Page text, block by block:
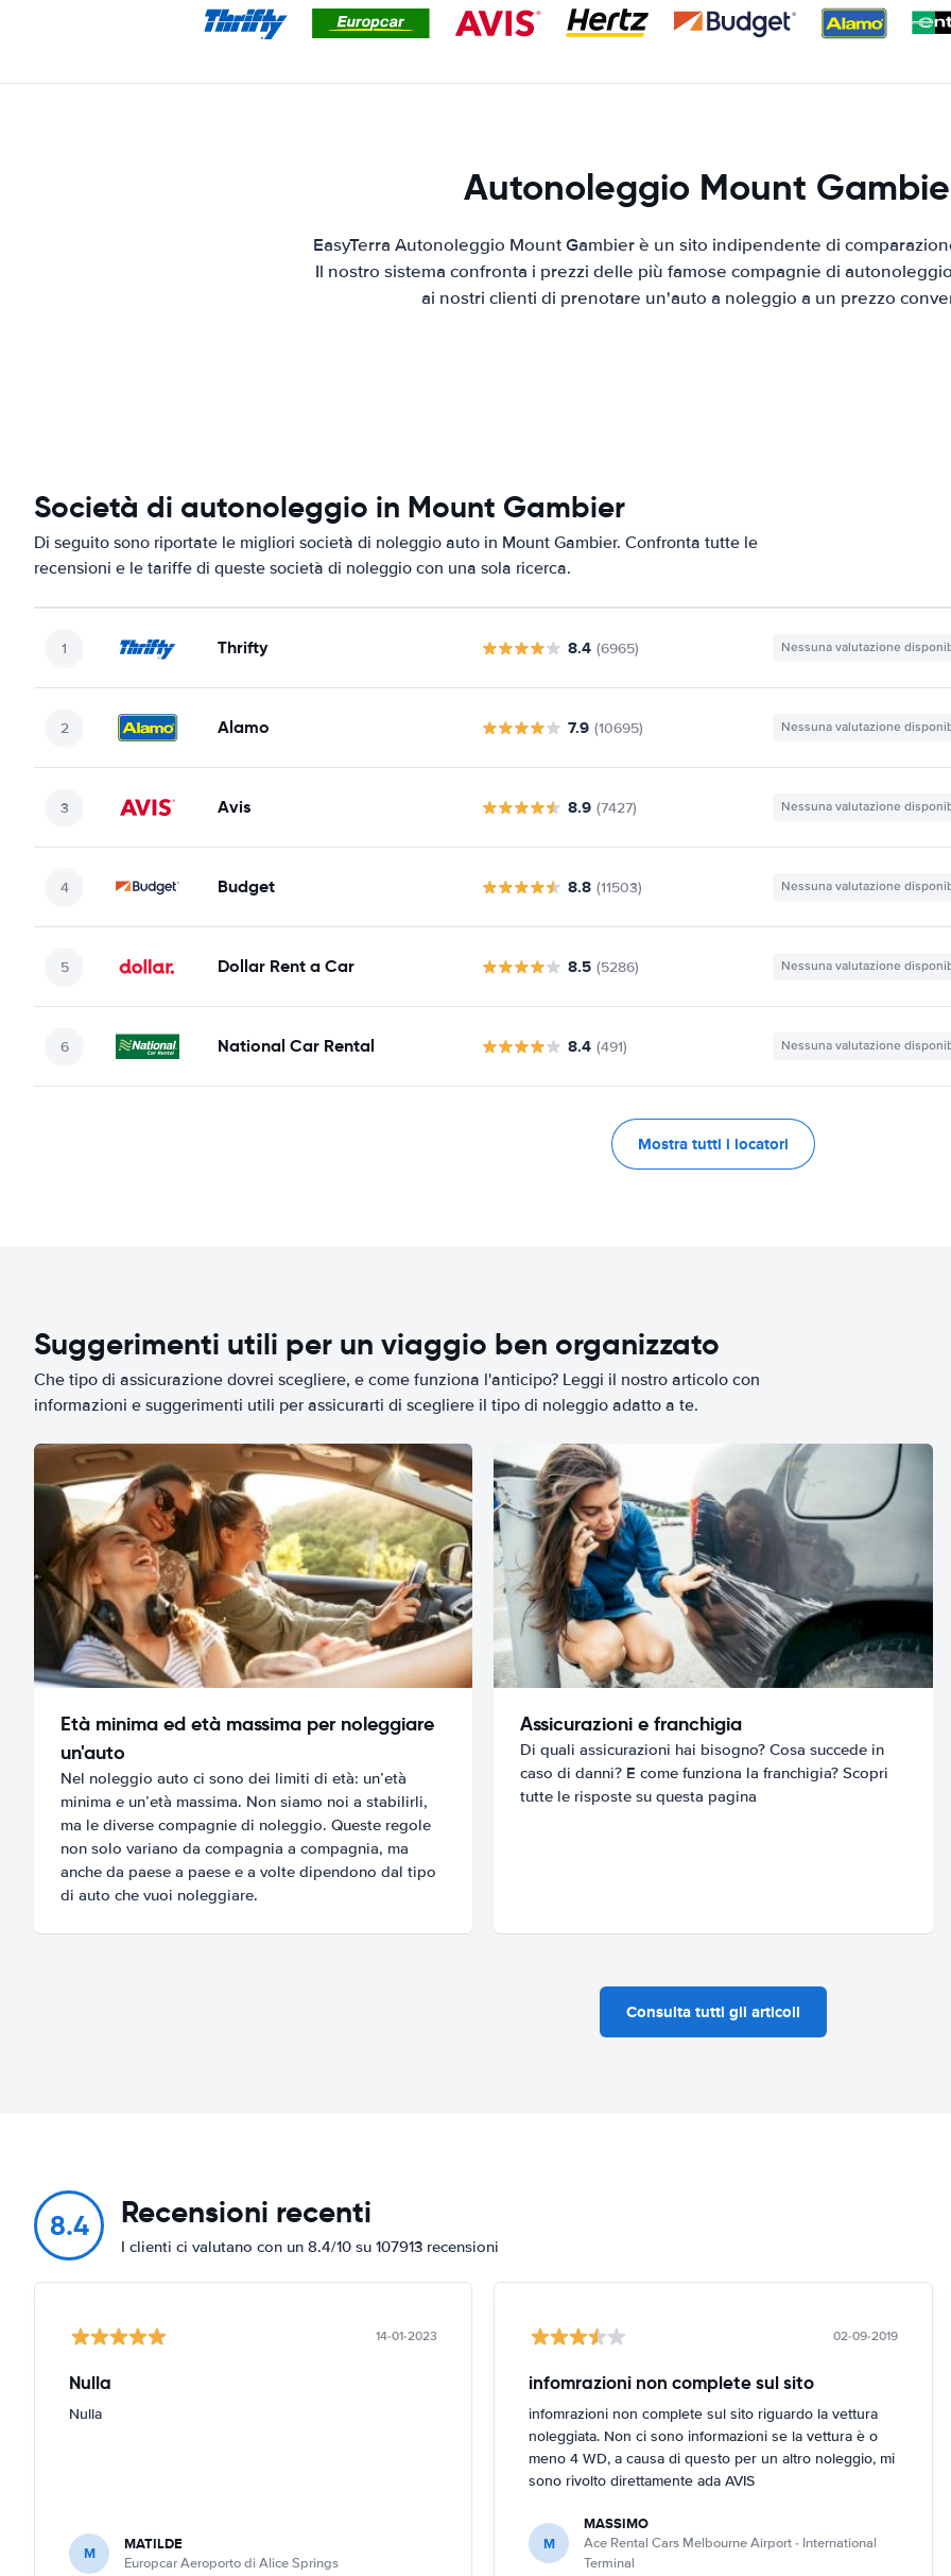
Autonoleggio Mount
EasyTerra Autonoleggio Mount Gambier è un sito indipendente di
Il nostro sistema confronta i prezzi delle più famose compagnie di
ai nostri clienti di prenotare un'auto a noleggio a un prezzo
Società di autonoleggio in Mount Gambier
Di seguito sono riportate le migliori società di noleggio auto in Mount Gambier. Confronta tutte le
recensioni e le tariffe di queste società di noleggio con una sola ricerca.
Thrifty 8.4 (6965) Nessuna valutazione
Alamo 7.9 (10695) Nessuna valutazione
Avis 8.9 (7427) Nessuna valutazione
Budget 8.8 (11503) Nessuna valutazione
Dollar Rent a Car 8.5 (5286) Nessuna valutazione
National Car Rental 8.4 (491) Nessuna valutazione
Mostra tutti i locatori
Suggerimenti utili per un viaggio ben organizzato
Che tipo di assicurazione dovrei scegliere, e come funziona l'anticipo? Leggi il nostro articolo con
informazioni e suggerimenti utili per assicurarti di scegliere il tipo di noleggio adatto a te.
Età minima ed età massima per noleggiare
un'auto
Nel noleggio auto ci sono dei limiti di età: un’età
minima e un’età massima. Non siamo noi a stabilirli,
ma le diverse compagnie di noleggio. Queste regole
non solo variano da compagnia a compagnia, ma
anche da paese a paese e a volte dipendono dal tipo
di auto che vuoi noleggiare.
Assicurazioni e franchigia
Di quali assicurazioni hai bisogno? Cosa succede in
caso di danni? E come funziona la franchigia? Scopri
tutte le risposte su questa pagina
Consulta tutti gli articoli
8.4 Recensioni recenti
I clienti ci valutano con un 8.4/10 su 107913 recensioni
14-01-2023
Nulla
Nulla
M MATILDE
Europcar Aeroporto di Alice Springs
02-09-2019
infomrazioni non complete sul sito
infomrazioni non complete sul sito riguardo la vettura
noleggiata. Non ci sono informazioni se la vettura è o
meno 4 WD, a causa di questo per un altro noleggio, mi
sono rivolto direttamente ada AVIS
M
MASSIMO
Ace Rental Cars Melbourne Airport - International
Terminal